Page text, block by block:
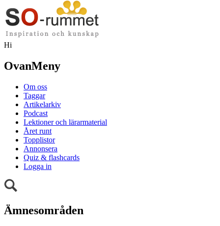
Hi
OvanMeny
Om oss
Taggar
Artikelarkiv
Podcast
Lektioner och lärarmaterial
Året runt
Topplistor
Annonsera
Quiz & flashcards
Logga in
Ämnesområden